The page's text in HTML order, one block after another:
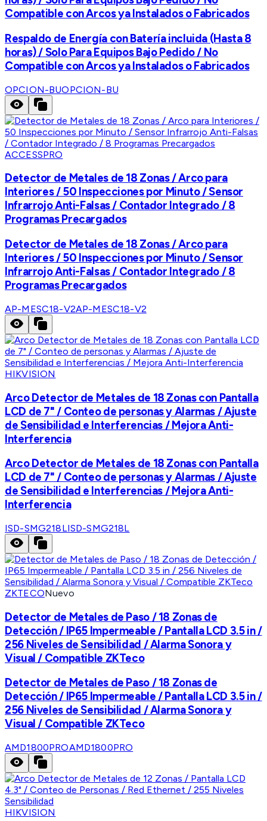
Compatible con Arcos ya Instalados o Fabricados
Respaldo de Energía con Batería incluida (Hasta 8
horas) / Solo Para Equipos Bajo Pedido / No
Compatible con Arcos ya Instalados o Fabricados
OPCION-BUOPCION-BU
ACCESSPRO
Detector de Metales de 18 Zonas / Arco para
Interiores / 50 Inspecciones por Minuto / Sensor
Infrarrojo Anti-Falsas / Contador Integrado / 8
Programas Precargados
Detector de Metales de 18 Zonas / Arco para
Interiores / 50 Inspecciones por Minuto / Sensor
Infrarrojo Anti-Falsas / Contador Integrado / 8
Programas Precargados
AP-MESC18-V2AP-MESC18-V2
HIKVISION
Arco Detector de Metales de 18 Zonas con Pantalla
LCD de 7" / Conteo de personas y Alarmas / Ajuste
de Sensibilidad e Interferencias / Mejora Anti-
Interferencia
Arco Detector de Metales de 18 Zonas con Pantalla
LCD de 7" / Conteo de personas y Alarmas / Ajuste
de Sensibilidad e Interferencias / Mejora Anti-
Interferencia
ISD-SMG218LISD-SMG218L
ZKTECONuevo
Detector de Metales de Paso / 18 Zonas de
Detección / IP65 Impermeable / Pantalla LCD 3.5 in /
256 Niveles de Sensibilidad / Alarma Sonora y
Visual / Compatible ZKTeco
Detector de Metales de Paso / 18 Zonas de
Detección / IP65 Impermeable / Pantalla LCD 3.5 in /
256 Niveles de Sensibilidad / Alarma Sonora y
Visual / Compatible ZKTeco
AMD1800PROAMD1800PRO
HIKVISION